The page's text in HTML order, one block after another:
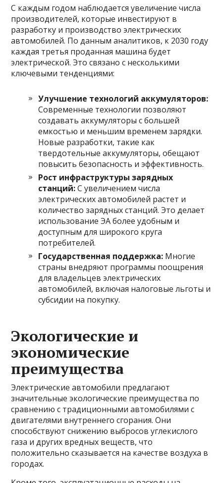
С каждым годом наблюдается увеличение числа
производителей, которые инвестируют в
разработку и производство электрических
автомобилей. По данным аналитиков, к 2030 году
каждая третья проданная машина будет
электрической. Это связано с несколькими
ключевыми тенденциями:
Улучшение технологий аккумуляторов:
Современные технологии позволяют
создавать аккумуляторы с большей
емкостью и меньшим временем зарядки.
Новые разработки, такие как
твердотельные аккумуляторы, обещают
повысить безопасность и эффективность.
Рост инфраструктуры зарядных
станций:С увеличением числа
электрических автомобилей растет и
количество зарядных станций. Это делает
использование ЭА более удобным и
доступным для широкого круга
потребителей.
Государственная поддержка: Многие
страны внедряют программы поощрения
для владельцев электрических
автомобилей, включая налоговые льготы и
субсидии на покупку.
Экологические и
экономические
преимущества
Электрические автомобили предлагают
значительные экологические преимущества по
сравнению с традиционными автомобилями с
двигателями внутреннего сгорания. Они
способствуют снижению выбросов углекислого
газа и других вредных веществ, что
положительно сказывается на качестве воздуха в
городах.